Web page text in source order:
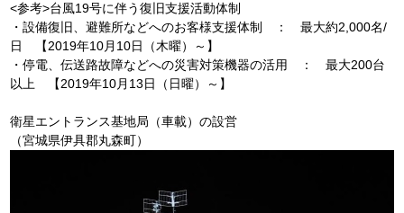
<参考>台風19号に伴う復旧支援活動体制
・設備復旧、避難所などへのお客様支援体制 ： 最大約2,000名/
日 【2019年10月10日（木曜）～】
・停電、伝送路故障などへの災害対策機器の活用 ： 最大200台
以上 【2019年10月13日（日曜）～】
衛星エントランス基地局（車載）の設営
（宮城県伊具郡丸森町）